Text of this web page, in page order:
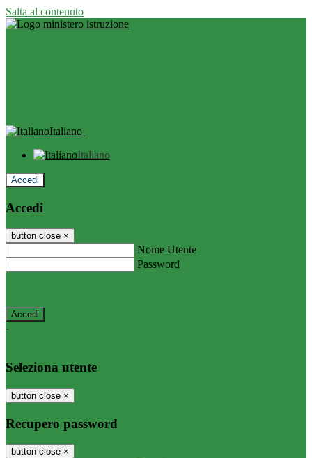
Salta al contenuto
Italiano
Italiano
Accedi
Accedi
button close ×
Nome Utente
Password
-
Seleziona utente
button close ×
Recupero password
button close ×